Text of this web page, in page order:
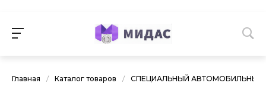
Главная / Каталог товаров / СПЕЦИАЛЬНЫЙ АВТОМОБИЛЬНЫЙ